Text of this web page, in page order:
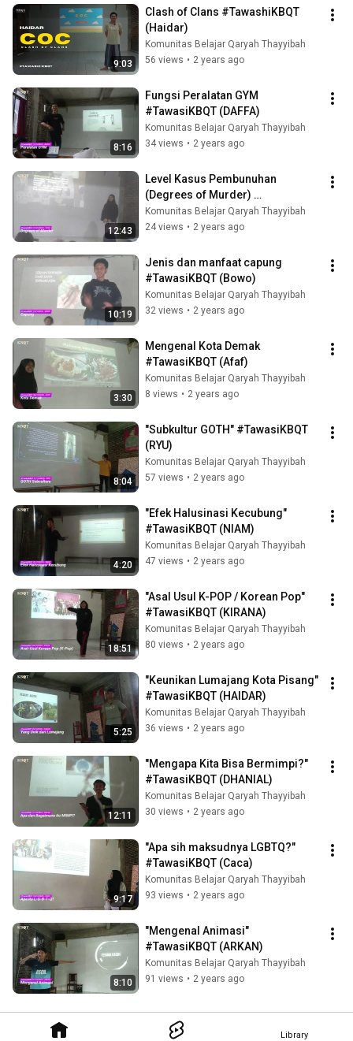
Library
9:03
Clash of Clans #TawashiKBQT
(Haidar)
Komunitas Belajar Qaryah Thayyibah
56 views • 2 years ago
8:16
Fungsi Peralatan GYM
#TawasiKBQT (DAFFA)
Komunitas Belajar Qaryah Thayyibah
34 views • 2 years ago
12:43
Level Kasus Pembunuhan
(Degrees of Murder)
#TawasiKBQT (Caca)
Komunitas Belajar Qaryah Thayyibah
24 views • 2 years ago
10:19
Jenis dan manfaat capung
#TawasiKBQT (Bowo)
Komunitas Belajar Qaryah Thayyibah
32 views • 2 years ago
3:30
Mengenal Kota Demak
#TawasiKBQT (Afaf)
Komunitas Belajar Qaryah Thayyibah
8 views • 2 years ago
8:04
"Subkultur GOTH" #TawasiKBQT
(RYU)
Komunitas Belajar Qaryah Thayyibah
57 views • 2 years ago
4:20
"Efek Halusinasi Kecubung"
#TawasiKBQT (NIAM)
Komunitas Belajar Qaryah Thayyibah
47 views • 2 years ago
18:51
"Asal Usul K-POP / Korean Pop"
#TawasiKBQT (KIRANA)
Komunitas Belajar Qaryah Thayyibah
80 views • 2 years ago
5:25
"Keunikan Lumajang Kota Pisang"
#TawasiKBQT (HAIDAR)
Komunitas Belajar Qaryah Thayyibah
36 views • 2 years ago
12:11
"Mengapa Kita Bisa Bermimpi?"
#TawasiKBQT (DHANIAL)
Komunitas Belajar Qaryah Thayyibah
30 views • 2 years ago
9:17
"Apa sih maksudnya LGBTQ?"
#TawasiKBQT (Caca)
Komunitas Belajar Qaryah Thayyibah
93 views • 2 years ago
8:10
"Mengenal Animasi"
#TawasiKBQT (ARKAN)
Komunitas Belajar Qaryah Thayyibah
91 views • 2 years ago